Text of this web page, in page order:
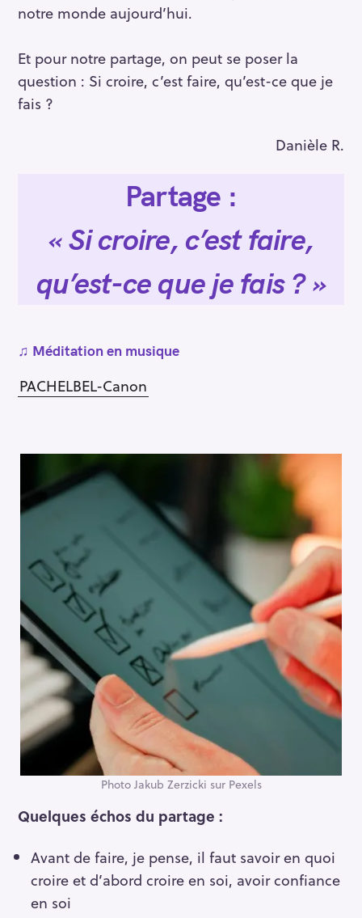
notre monde aujourd’hui.
Et pour notre partage, on peut se poser la
question : Si croire, c’est faire, qu’est-ce que je
fais ?
Danièle R.
Partage :
« Si croire, c’est faire,
qu’est-ce que je fais ? »
♫ Méditation en musique
PACHELBEL-Canon
Photo Jakub Zerzicki sur Pexels
Quelques échos du partage :
Avant de faire, je pense, il faut savoir en quoi
croire et d’abord croire en soi, avoir confiance
en soi